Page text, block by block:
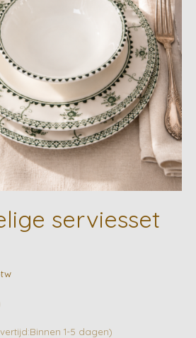
serviesset
product is
1-5 dagen)